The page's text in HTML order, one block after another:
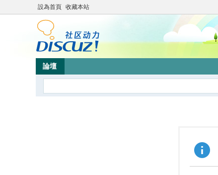
設為首頁 收藏本站
論壇